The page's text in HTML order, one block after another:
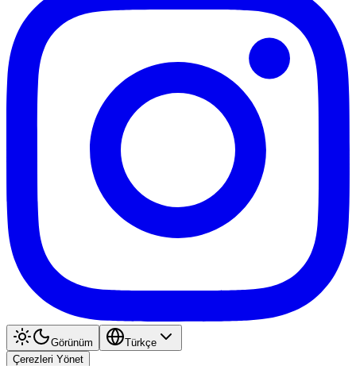
Görünüm
Türkçe
Çerezleri Yönet